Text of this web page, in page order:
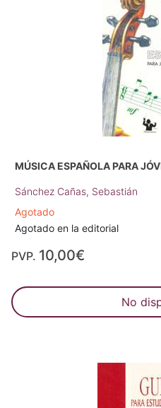
MÚSICA ESPAÑOLA PARA
Sánchez Cañas, Sebastián
Agotado
Agotado en la editorial
PVP. 10,00€
No